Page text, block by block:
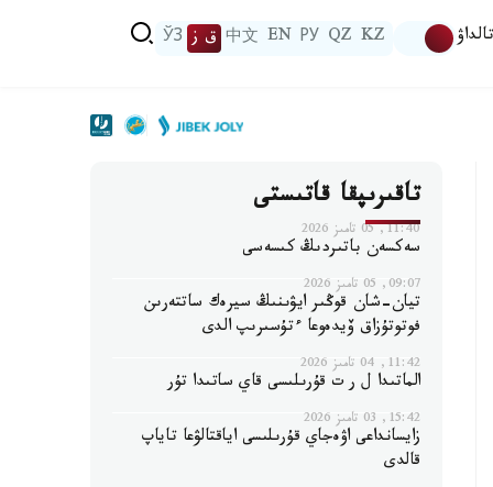
تالداۋ KZ
QZ
РУ
EN
中文 ق ز ЎЗ
تاقىرىپقا قاتىستى
11:40, 05 تامىز 2026
سەكسەن باتىردىڭ كىسەسى
09:07, 05 تامىز 2026
تيان-شان قوڭىر ايۋىنىڭ سيرەك ساتتەرىن
فوتوتۇزاق ۆيدەوعا ءتۇسىرىپ الدى
11:42, 04 تامىز 2026
الماتىدا ل ر ت قۇرىلىسى قاي ساتىدا تۇر
15:42, 03 تامىز 2026
زايسانداعى اۋەجاي قۇرىلىسى اياقتالۋعا تاياپ
قالدى